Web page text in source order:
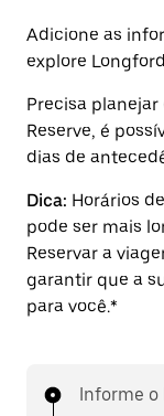
Adicione as
explore
Precisa
Reserve, é
dias de
Dica: Horários
pode ser mais
Reservar a
garantir que a
para você.*
Informe o